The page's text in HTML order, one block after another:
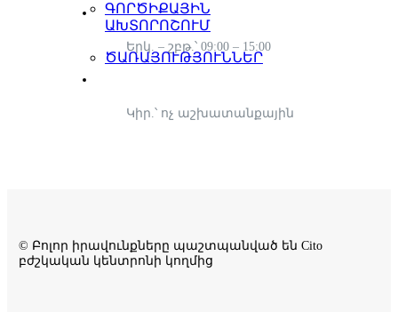
ԳՈՐԾԻՔԱՅԻՆ
ԱԽՏՈՐՈՇՈՒՄ
ԾԱՌԱՅՈՒԹՅՈՒՆՆԵՐ
Երկ. – շբթ.՝ 09:00 – 15:00
Կիր.՝ ոչ աշխատանքային
© Բոլոր իրավունքները պաշտպանված են Cito
բժշկական կենտրոնի կողմից